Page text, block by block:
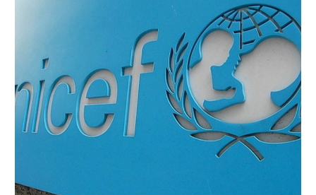
denuncia
«claros
signos»
de
desnutrición
en
niños
venezolanos